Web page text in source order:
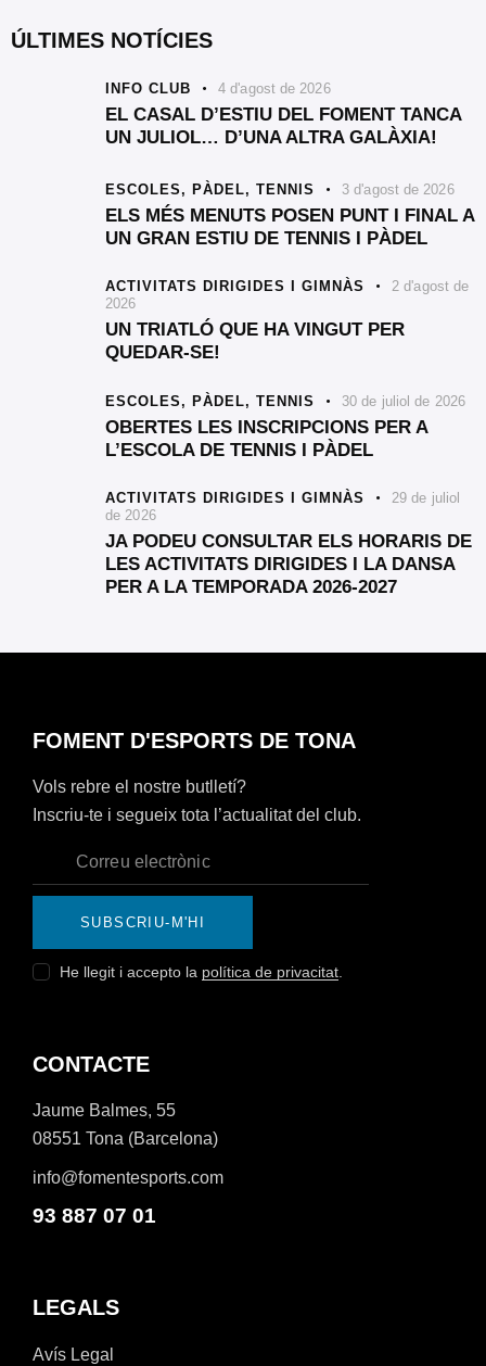
ÚLTIMES NOTÍCIES
INFO CLUB 4 d'agost de 2026
EL CASAL D’ESTIU DEL FOMENT TANCA
UN JULIOL… D’UNA ALTRA GALÀXIA!
ESCOLES, PÀDEL, TENNIS 3 d'agost de 2026
ELS MÉS MENUTS POSEN PUNT I FINAL A
UN GRAN ESTIU DE TENNIS I PÀDEL
ACTIVITATS DIRIGIDES I GIMNÀS
2 d'agost de
2026
UN TRIATLÓ QUE HA VINGUT PER
QUEDAR-SE!
ESCOLES, PÀDEL, TENNIS 30 de juliol de 2026
OBERTES LES INSCRIPCIONS PER A
L’ESCOLA DE TENNIS I PÀDEL
ACTIVITATS DIRIGIDES I GIMNÀS
29 de juliol
de 2026
JA PODEU CONSULTAR ELS HORARIS DE
LES ACTIVITATS DIRIGIDES I LA DANSA
PER A LA TEMPORADA 2026-2027
FOMENT D'ESPORTS DE TONA
Vols rebre el nostre butlletí?
Inscriu-te i segueix tota l’actualitat del club.
SUBSCRIU-M'HI
He llegit i accepto la política de privacitat
CONTACTE
Jaume Balmes, 55
08551 Tona (Barcelona)
info@fomentesports.com
93 887 07 01
LEGALS
Avís Legal